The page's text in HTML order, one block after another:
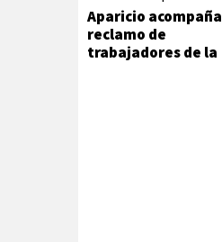
Aparicio acompaña
reclamo de
trabajadores de la